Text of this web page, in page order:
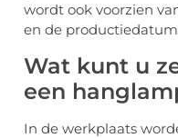
wordt ook voorzien
en de
Wat kunt u
een
In de werkplaats